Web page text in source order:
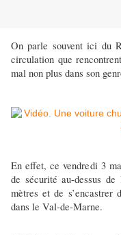
On parle souvent ici du
circulation que
mal non plus dans son
En effet, ce vendredi 3
de sécurité au-dessus
mètres et de
dans le Val-de-Marne.